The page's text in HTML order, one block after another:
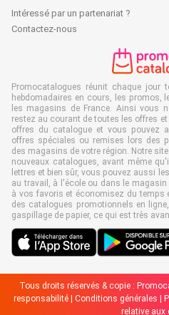
Intéressé par un partenariat ?
Contactez-nous
Promocatalogues réunit chaque jour
hebdomadaires en cours, les promos,
les magasins de France. Ainsi vous
restez au courant de toutes les offres
offres du catalogue et vous pouvez
offres spéciales ou remises lors des
des magasins de votre région. Notre
nouveaux catalogues, avant même
lettres et bien sûr, vous pouvez aussi
au travail, à l'école ou dans le
à vos favoris et économisez du temps
des catalogues promotionnels en
gaspillage de papier, ce qui est très
Tous droits réservés & copie :
responsabilité | Conditions générales |
relative aux